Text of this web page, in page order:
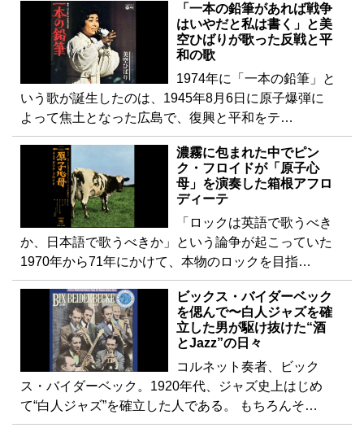
「一本の鉛筆があれば戦争
はいやだと私は書く」と美
空ひばりが歌った反戦と平
和の歌
1974年に「一本の鉛筆」と
いう歌が誕生したのは、1945年8月6日に原子爆弾に
よって焦土となった広島で、復興と平和をテ…
濃霧に包まれた中でピン
ク・フロイドが「原子心
母」を演奏した箱根アフロ
ディーテ
「ロックは英語で歌うべき
か、日本語で歌うべきか」という論争が起こっていた
1970年から71年にかけて、本物のロックを目指…
ビックス・バイダーベック
を偲んで〜白人ジャズを確
立した男が駆け抜けた“酒
とJazz”の日々
コルネット奏者、ビック
ス・バイダーベック。1920年代、ジャズ史上はじめ
て“白人ジャズ”を確立した人である。 もちろんそ…